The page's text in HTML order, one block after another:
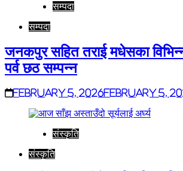
सम्पदा
सम्पदा
जनकपुर सहित तराई मधेसका
पर्व छठ सम्पन्न
February 5, 2026February 5,
संस्कृति
संस्कृति